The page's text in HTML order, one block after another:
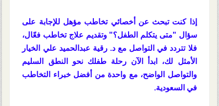
إذا كنت تبحث عن أخصائي تخاطب مؤهل للإجابة على
سؤال "متى يتكلم الطفل؟" وتقديم علاج تخاطب فعّال،
فلا تتردد في التواصل مع د. رقية عبدالحميد علي الخيار
الأمثل لك، ابدأ الآن رحلة طفلك نحو النطق السليم
والتواصل الواضح، مع واحدة من أفضل خبراء التخاطب
في السعودية.